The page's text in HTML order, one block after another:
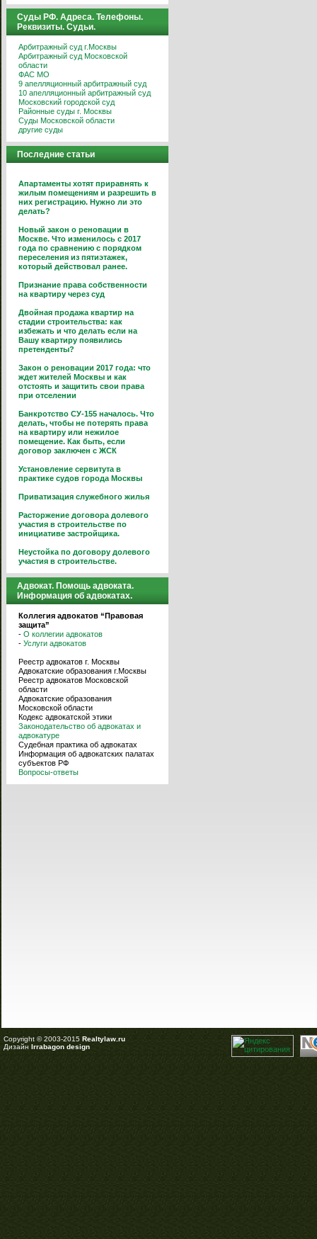
Суды РФ. Адреса. Телефоны.
Реквизиты. Судьи.
Арбитражный суд г.Москвы
Арбитражный суд Московской
области
ФАС МО
9 апелляционный арбитражный суд
10 апелляционный арбитражный суд
Московский городской суд
Районные суды г. Москвы
Суды Московской области
другие суды
Последние статьи
Апартаменты хотят приравнять к
жилым помещениям и разрешить в
них регистрацию. Нужно ли это
делать?
Новый закон о реновации в
Москве. Что изменилось с 2017
года по сравнению с порядком
переселения из пятиэтажек,
который действовал ранее.
Признание права собственности
на квартиру через суд
Двойная продажа квартир на
стадии строительства: как
избежать и что делать если на
Вашу квартиру появились
претенденты?
Закон о реновации 2017 года: что
ждет жителей Москвы и как
отстоять и защитить свои права
при отселении
Банкротство СУ-155 началось. Что
делать, чтобы не потерять права
на квартиру или нежилое
помещение. Как быть, если
договор заключен с ЖСК
Установление сервитута в
практике судов города Москвы
Приватизация служебного жилья
Расторжение договора долевого
участия в строительстве по
инициативе застройщика.
Неустойка по договору долевого
участия в строительстве.
Адвокат. Помощь адвоката.
Информация об адвокатах.
Коллегия адвокатов “Правовая
защита”
- О коллегии адвокатов
- Услуги адвокатов
Реестр адвокатов г. Москвы
Адвокатские образования г.Москвы
Реестр адвокатов Московской
области
Адвокатские образования
Московской области
Кодекс адвокатской этики
Законодательство об адвокатах и
адвокатуре
Судебная практика об адвокатах
Информация об адвокатских палатах
субъектов РФ
Вопросы-ответы
Copyright © 2003-2015 Realtylaw.ru
Дизайн Irrabagon design